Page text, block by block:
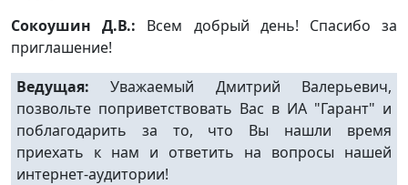
Сокоушин Д.В.: Всем добрый день! Спасибо за
приглашение!
Ведущая: Уважаемый Дмитрий Валерьевич,
позвольте поприветствовать Вас в ИА "Гарант" и
поблагодарить за то, что Вы нашли время
приехать к нам и ответить на вопросы нашей
интернет-аудитории!